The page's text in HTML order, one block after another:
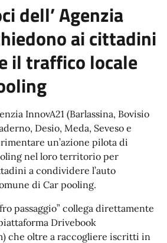
dell’ Agenzia
ai cittadini
il traffico locale
InnovA21 (Barlassina, Bovisio
Desio, Meda, Seveso e
un’azione pilota di
nel loro territorio per
a condividere l’auto
di Car pooling.
passaggio” collega direttamente
Drivebook
che oltre a raccogliere iscritti in